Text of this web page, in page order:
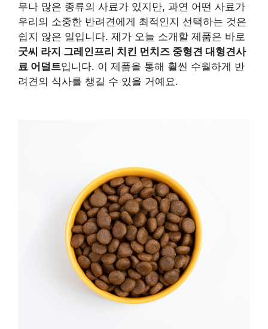
무나 많은 종류의 사료가 있지만, 과연 어떤 사료가
우리의 소중한 반려견에게 최적인지 선택하는 것은
쉽지 않은 일입니다. 제가 오늘 소개할 제품은 바로
굿씨 라지 그레인프리 치킨 먼치즈 중형견 대형견사
료 어덜트입니다. 이 제품을 통해 훨씬 수월하게 반
려견의 식사를 챙길 수 있을 거예요.